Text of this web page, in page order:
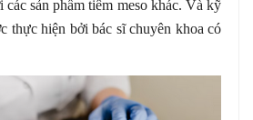
sản phẩm tiêm meso khác. Và kỹ
thực hiện bởi bác sĩ chuyên khoa có